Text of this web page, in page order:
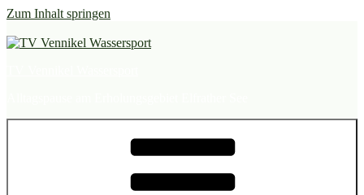
Zum Inhalt springen